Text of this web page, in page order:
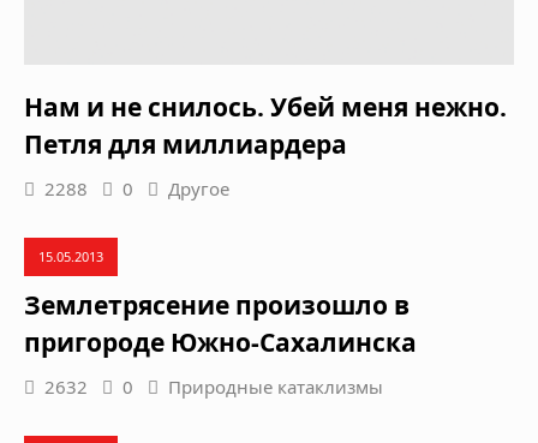
Нам и не снилось. Убей меня нежно.
Петля для миллиардера
2288 0 Другое
15.05.2013
Землетрясение произошло в
пригороде Южно-Сахалинска
2632 0 Природные катаклизмы